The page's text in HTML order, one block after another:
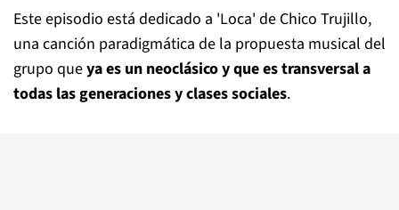
Este episodio está dedicado a 'Loca' de Chico Trujillo,
una canción paradigmática de la propuesta musical del
grupo queya es un neoclásico y que es transversal a
todas las generaciones y clases sociales.